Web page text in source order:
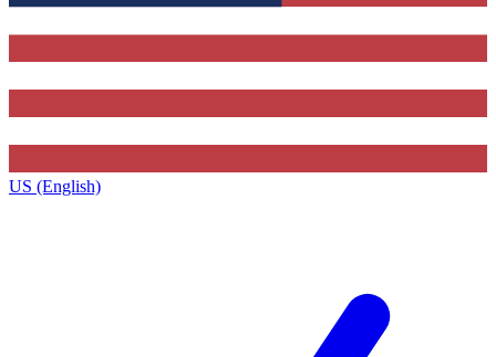
US (English)